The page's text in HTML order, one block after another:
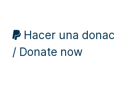
Hacer una
/ Donate now